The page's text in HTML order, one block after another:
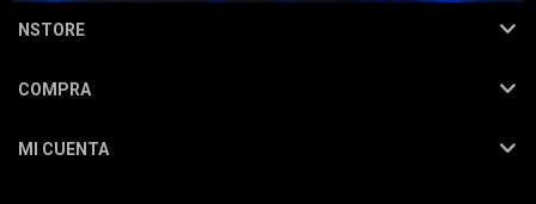
NSTORE
COMPRA
MI CUENTA